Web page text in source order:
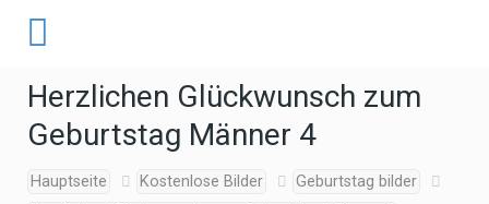
Herzlichen Glückwunsch zum
Geburtstag Männer 4
Hauptseite Kostenlose Bilder
Geburtstag bilder